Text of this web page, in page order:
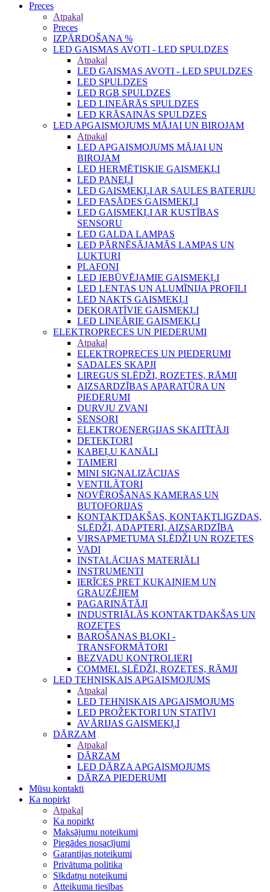
Preces
Atpakaļ
Preces
IZPĀRDOŠANA %
LED GAISMAS AVOTI - LED SPULDZES
Atpakaļ
LED GAISMAS AVOTI - LED SPULDZES
LED SPULDZES
LED RGB SPULDZES
LED LINEĀRĀS SPULDZES
LED KRĀSAINĀS SPULDZES
LED APGAISMOJUMS MĀJAI UN BIROJAM
Atpakaļ
LED APGAISMOJUMS MĀJAI UN
BIROJAM
LED HERMĒTISKIE GAISMEKĻI
LED PANEĻI
LED GAISMEKĻI AR SAULES BATERIJU
LED FASĀDES GAISMEKĻI
LED GAISMEKĻI AR KUSTĪBAS
SENSORU
LED GALDA LAMPAS
LED PĀRNĒSĀJAMĀS LAMPAS UN
LUKTURI
PLAFONI
LED IEBŪVĒJAMIE GAISMEKĻI
LED LENTAS UN ALUMĪNIJA PROFILI
LED NAKTS GAISMEKĻI
DEKORATĪVIE GAISMEKĻI
LED LINEĀRIE GAISMEKĻI
ELEKTROPRECES UN PIEDERUMI
Atpakaļ
ELEKTROPRECES UN PIEDERUMI
SADALES SKAPJI
LIREGUS SLĒDŽI, ROZETES, RĀMJI
AIZSARDZĪBAS APARATŪRA UN
PIEDERUMI
DURVJU ZVANI
SENSORI
ELEKTROENERĢIJAS SKAITĪTĀJI
DETEKTORI
KABEĻU KANĀLI
TAIMERI
MINI SIGNALIZĀCIJAS
VENTILĀTORI
NOVĒROŠANAS KAMERAS UN
BUTOFORIJAS
KONTAKTDAKŠAS, KONTAKTLIGZDAS,
SLĒDŽI, ADAPTERI, AIZSARDZĪBA
VIRSAPMETUMA SLĒDŽI UN ROZETES
VADI
INSTALĀCIJAS MATERIĀLI
INSTRUMENTI
IERĪCES PRET KUKAIŅIEM UN
GRAUZĒJIEM
PAGARINĀTĀJI
INDUSTRIĀLĀS KONTAKTDAKŠAS UN
ROZETES
BAROŠANAS BLOKI -
TRANSFORMĀTORI
BEZVADU KONTROLIERI
COMMEL SLĒDŽI, ROZETES, RĀMJI
LED TEHNISKAIS APGAISMOJUMS
Atpakaļ
LED TEHNISKAIS APGAISMOJUMS
LED PROŽEKTORI UN STATĪVI
AVĀRIJAS GAISMEKĻI
DĀRZAM
Atpakaļ
DĀRZAM
LED DĀRZA APGAISMOJUMS
DĀRZA PIEDERUMI
Mūsu kontakti
Ka nopirkt
Atpakaļ
Ka nopirkt
Maksājumu noteikumi
Piegādes nosacījumi
Garantijas noteikumi
Privātuma politika
Sīkdatņu noteikumi
Atteikuma tiesības